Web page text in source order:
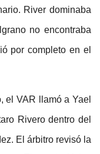
River dominaba
no encontraba
por completo en el
el VAR llamó a Yael
Rivero dentro del
El árbitro revisó la